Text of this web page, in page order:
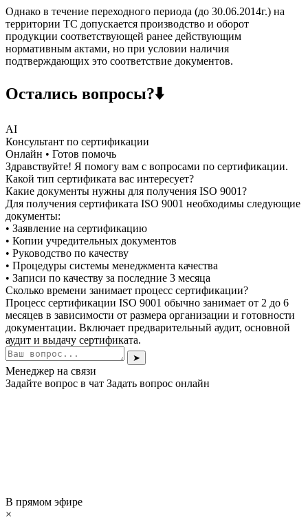
Однако в течение переходного периода (до 30.06.2014г.) на
территории ТС допускается производство и оборот
продукции соответствующей ранее действующим
нормативным актами, но при условии наличия
подтверждающих это соответствие документов.
Остались вопросы?⬇️
AI
Консультант по сертификации
Онлайн • Готов помочь
Здравствуйте! Я помогу вам с вопросами по сертификации.
Какой тип сертификата вас интересует?
Какие документы нужны для получения ISO 9001?
Для получения сертификата ISO 9001 необходимы следующие
документы:
• Заявление на сертификацию
• Копии учредительных документов
• Руководство по качеству
• Процедуры системы менеджмента качества
• Записи по качеству за последние 3 месяца
Сколько времени занимает процесс сертификации?
Процесс сертификации ISO 9001 обычно занимает от 2 до 6
месяцев в зависимости от размера организации и готовности
документации. Включает предварительный аудит, основной
аудит и выдачу сертификата.
➤
Менеджер на связи
Задайте вопрос в чат Задать вопрос онлайн
В прямом эфире
×